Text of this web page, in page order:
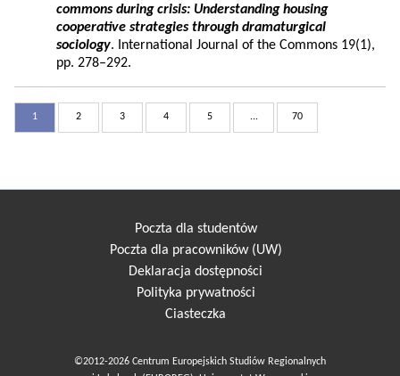
commons during crisis: Understanding housing
cooperative strategies through dramaturgical
sociology. International Journal of the Commons 19(1),
pp. 278–292.
1 2 3 4 5 ... 70
Poczta dla studentów
Poczta dla pracowników (UW)
Deklaracja dostępności
Polityka prywatności
Ciasteczka
©2012-2026 Centrum Europejskich Studiów Regionalnych